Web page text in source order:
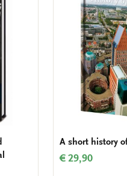
A short history
€ 29,90